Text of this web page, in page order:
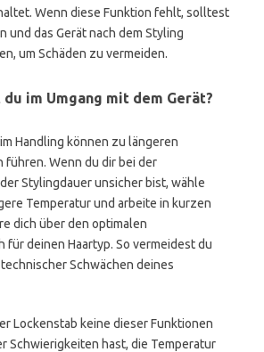
Wenn diese Funktion fehlt, solltest
und das Gerät nach dem Styling
um Schäden zu vermeiden.
im Umgang mit dem Gerät?
Handling können zu längeren
Wenn du dir bei der
Stylingdauer unsicher bist, wähle
Temperatur und arbeite in kurzen
dich über den optimalen
für deinen Haartyp. So vermeidest du
Schwächen deines
Lockenstab keine dieser Funktionen
Schwierigkeiten hast, die Temperatur